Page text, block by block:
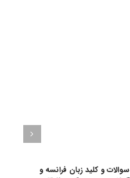
سوالات و کلید زبان فرانسه و